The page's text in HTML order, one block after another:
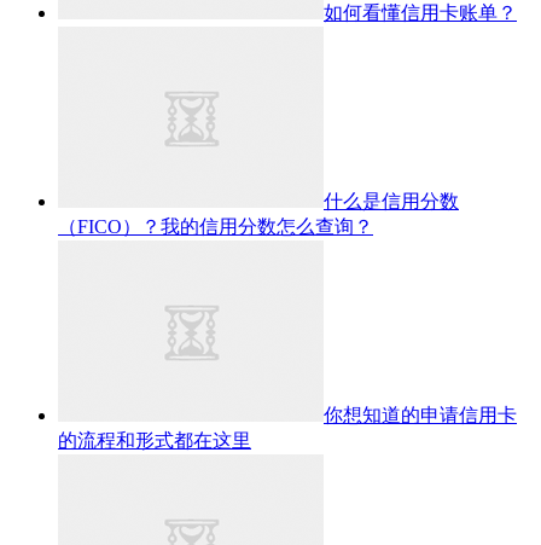
如何看懂信用卡账单？
什么是信用分数
（FICO）？我的信用分数怎么查询？
你想知道的申请信用卡
的流程和形式都在这里